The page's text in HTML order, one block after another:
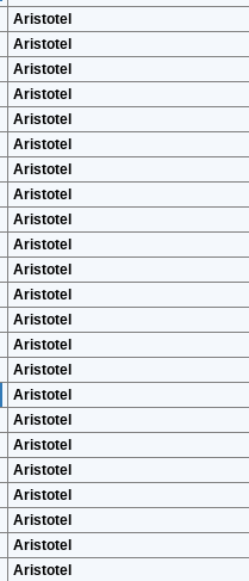
Aristotel
Aristotel
Aristotel
Aristotel
Aristotel
Aristotel
Aristotel
Aristotel
Aristotel
Aristotel
Aristotel
Aristotel
Aristotel
Aristotel
Aristotel
Aristotel
Aristotel
Aristotel
Aristotel
Aristotel
Aristotel
Aristotel
Aristotel